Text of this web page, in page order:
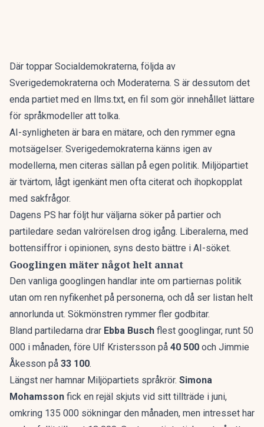
Där toppar Socialdemokraterna, följda av
Sverigedemokraterna och Moderaterna. S är dessutom det
enda partiet med en llms.txt, en fil som gör innehållet lättare
för språkmodeller att tolka.
AI-synligheten är bara en mätare, och den rymmer egna
motsägelser. Sverigedemokraterna känns igen av
modellerna, men citeras sällan på egen politik. Miljöpartiet
är tvärtom, lågt igenkänt men ofta citerat och ihopkopplat
med sakfrågor.
Dagens PS har följt hur väljarna söker på partier och
partiledare sedan valrörelsen drog igång. Liberalerna, med
bottensiffror i opinionen, syns desto bättre i AI-söket.
Googlingen mäter något helt annat
Den vanliga googlingen handlar inte om partiernas politik
utan om ren nyfikenhet på personerna, och då ser listan helt
annorlunda ut. Sökmönstren rymmer fler godbitar.
Bland partiledarna drar Ebba Busch flest googlingar, runt 50
000 i månaden, före Ulf Kristersson på 40 500 och Jimmie
Åkesson på 33 100.
Längst ner hamnar Miljöpartiets språkrör. Simona
Mohamsson fick en rejäl skjuts vid sitt tillträde i juni,
omkring 135 000 sökningar den månaden, men intresset har